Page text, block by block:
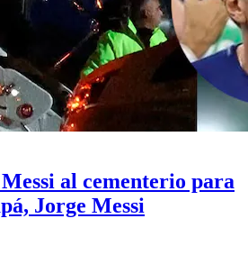
al cementerio para
Jorge Messi